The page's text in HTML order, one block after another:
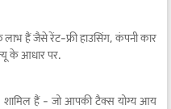
लाभ हैं जैसे रेंट-फ्री हाउसिंग, कंपनी कार
के आधार पर.
शामिल हैं - जो आपकी टैक्स योग्य आय